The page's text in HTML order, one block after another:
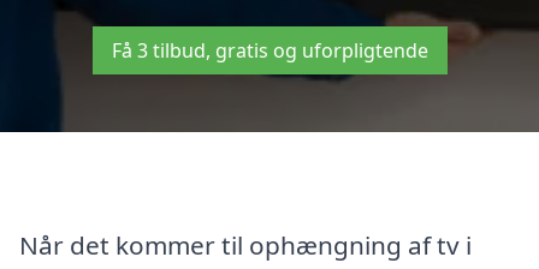
Få 3 tilbud, gratis og uforpligtende
Når det kommer til ophængning af tv i